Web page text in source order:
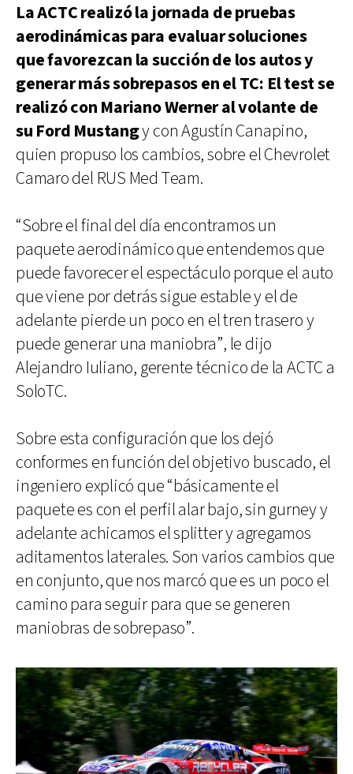
La ACTC realizó la jornada de pruebas
aerodinámicas para evaluar soluciones
que favorezcan la succión de los autos y
generar más sobrepasos en el TC: El test se
realizó con Mariano Werner al volante de
su Ford Mustangy con Agustín Canapino,
quien propuso los cambios, sobre el Chevrolet
Camaro del RUS Med Team.
“Sobre el final del día encontramos un
paquete aerodinámico que entendemos que
puede favorecer el espectáculo porque el auto
que viene por detrás sigue estable y el de
adelante pierde un poco en el tren trasero y
puede generar una maniobra”, le dijo
Alejandro Iuliano, gerente técnico de la ACTC a
SoloTC.
Sobre esta configuración que los dejó
conformes en función del objetivo buscado, el
ingeniero explicó que “básicamente el
paquete es con el perfil alar bajo, sin gurney y
adelante achicamos el splitter y agregamos
aditamentos laterales. Son varios cambios que
en conjunto, que nos marcó que es un poco el
camino para seguir para que se generen
maniobras de sobrepaso”.